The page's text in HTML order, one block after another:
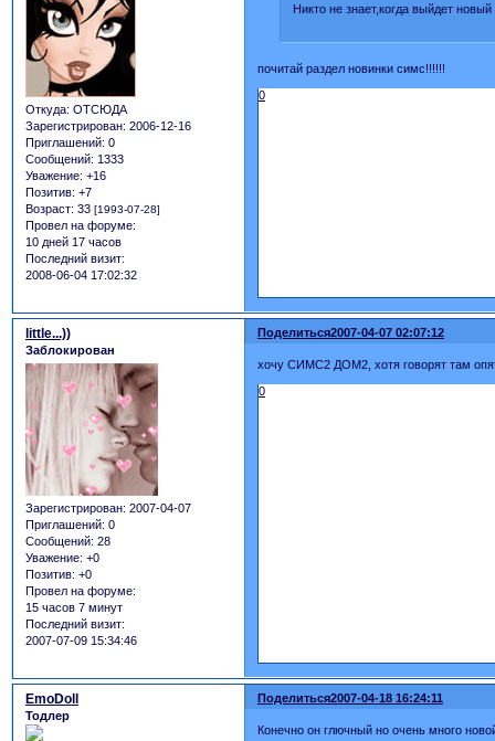
Откуда: ОТСЮДА
Зарегистрирован: 2006-12-16
Приглашений: 0
Сообщений: 1333
Уважение: +16
Позитив: +7
Возраст: 33 [1993-07-28]
Провел на форуме:
10 дней 17 часов
Последний визит:
2008-06-04 17:02:32
Никто не знает,когда выйдет
почитай раздел новинки симс!!!!!!
0
Поделиться2007-04-07 02:07:12
little...))
Заблокирован
Зарегистрирован: 2007-04-07
Приглашений: 0
Сообщений: 28
Уважение: +0
Позитив: +0
Провел на форуме:
15 часов 7 минут
Последний визит:
2007-07-09 15:34:46
хочу СИМС2 ДОМ2, хотя говорят там
0
Поделиться2007-04-18 16:24:11
EmoDoll
Тодлер
Конечно он глючный но очень много